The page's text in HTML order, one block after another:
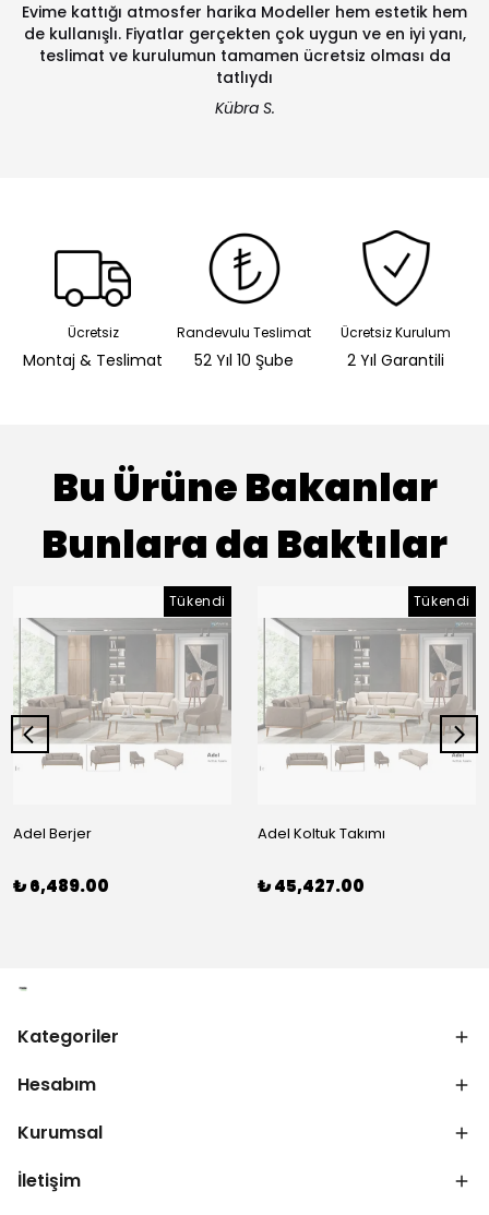
Evime kattığı atmosfer harika Modeller hem estetik hem
de kullanışlı. Fiyatlar gerçekten çok uygun ve en iyi yanı,
teslimat ve kurulumun tamamen ücretsiz olması da
tatlıydı
Kübra S.
Ücretsiz
Montaj & Teslimat
Randevulu Teslimat
52 Yıl 10 Şube
Ücretsiz Kurulum
2 Yıl Garantili
Bu Ürüne Bakanlar
Bunlara da Baktılar
Tükendi
Adel Berjer
₺ 6,489.00
Tükendi
Adel Koltuk Takımı
₺ 45,427.00
Kategoriler
Hesabım
Kurumsal
İletişim